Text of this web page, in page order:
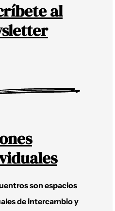
al
son espacios
de intercambio y